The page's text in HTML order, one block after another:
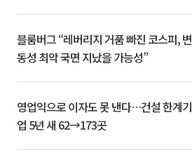
블룸버그 “레버리지 거품 빠진 코스피, 변
동성 최악 국면 지났을 가능성”
영업익으로 이자도 못 낸다…건설 한계기
업 5년 새 62→173곳